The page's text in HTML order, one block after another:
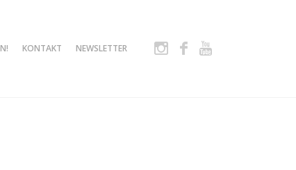
KONTAKT NEWSLETTER Instagram
Facebook